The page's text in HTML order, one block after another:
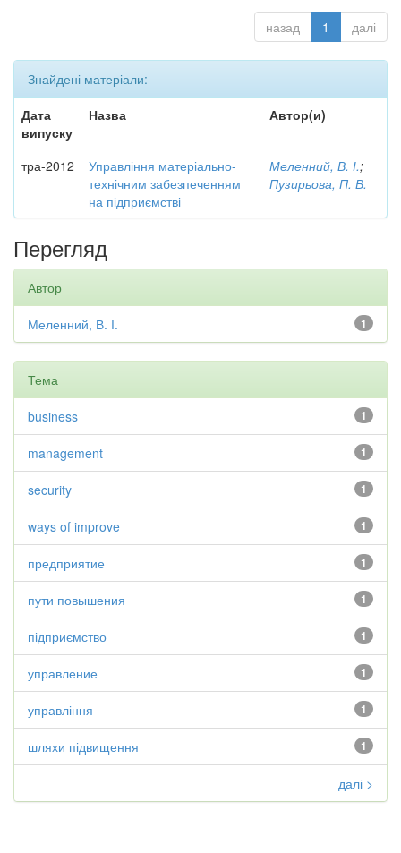
назад 1 далі
Знайдені матеріали:
Дата
випуску
Назва Автор(и)
тра-2012
Управління матеріально-
технічним забезпеченням
на підприємстві
Меленний, В. І.;
Пузирьова, П. В.
Перегляд
Автор
1
Меленний, В. І.
Тема
1
business
1
management
1
security
1
ways of improve
1
предприятие
1
пути повышения
1
підприємство
1
управление
1
управління
1
шляхи підвищення
далі >